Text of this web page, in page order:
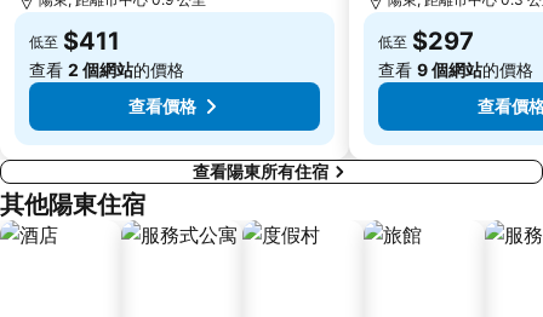
低至 $411
查看 2 個網站的價格
查看價格
低至 $297
查看 9 個網站的價格
查看價
查看陽東所有住宿
其他陽東住宿